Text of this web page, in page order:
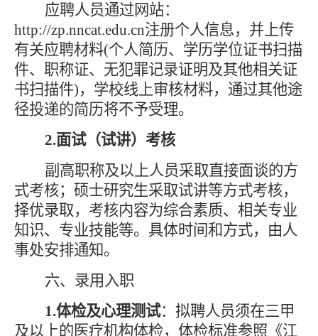
应聘人员通过网站：
http://zp.nncat.edu.cn注册个人信息，并上传
有关应聘材料(个人简历、学历学位证书扫描
件、职称证、无犯罪记录证明及其他相关证
书扫描件)，学校线上审核材料，通过其他途
径投递的简历将不予受理。
2.面试（试讲）考核
副高职称及以上人员采取直接面谈的方
式考核；硕士研究生采取试讲等方式考核，
择优录取，考核内容为综合素质、相关专业
知识、专业技能等。具体时间和方式，由人
事处安排通知。
六、录用入职
1.体检及心理测试：拟聘人员须在三甲
及以上的医疗机构体检，体检标准参照《江